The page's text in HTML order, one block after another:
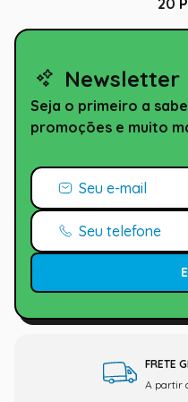
20
Newsletter
Seja o primeiro a
promoções e muito
FRETE
A partir